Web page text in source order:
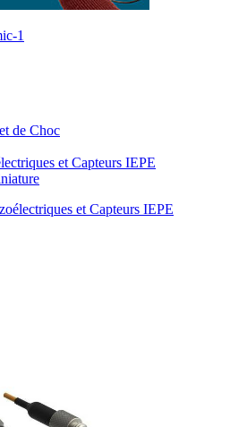
1
de Choc
et Capteurs IEPE
et Capteurs IEPE